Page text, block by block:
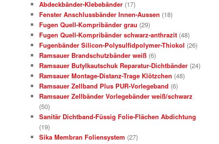
Abdeckbänder-Klebebänder (17)
Fenster Anschlussbänder Innen-Aussen (18)
Fugen Quell-Kompribänder grau (29)
Fugen Quell-Kompribänder schwarz-anthrazit (48)
Fugenbänder Silicon-Polysulfidpolymer-Thiokol (26)
Ramsauer Brandschutzbänder weiß (6)
Ramsauer Butylkautschuk Reparatur-Dichtbänder (24)
Ramsauer Montage-Distanz-Trage Klötzchen (48)
Ramsauer Zellband Plus PUR-Vorlegeband (6)
Ramsauer Zellbänder Vorlegebänder weiß/schwarz
(50)
Sanitär Dichtband-Füssig Folie-Flächen Abdichtung
(19)
Sika Membran Foliensystem (27)